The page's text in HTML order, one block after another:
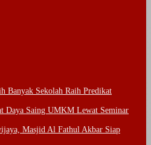
Banyak Sekolah Raih Predikat
Daya Saing UMKM Lewat Seminar
Masjid Al Fathul Akbar Siap